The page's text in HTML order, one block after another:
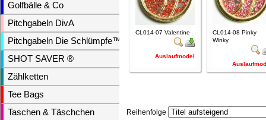
Golfbälle & Co
Pitchgabeln DivA
Pitchgabeln Die Schlümpfe™
SHOT SAVER ®
Zählketten
Tee Bags
Taschen & Täschchen
CL014-07 Valentine
Auslaufmodel
CL014-08 Pinky
Winky
Reihenfolge